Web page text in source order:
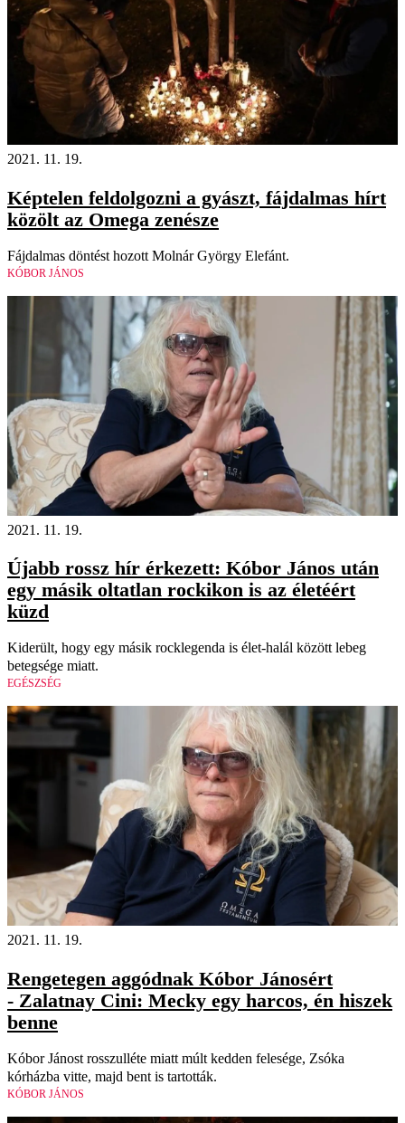
2021. 11. 19.
Képtelen feldolgozni a gyászt, fájdalmas hírt
közölt az Omega zenésze
Fájdalmas döntést hozott Molnár György Elefánt.
KÓBOR JÁNOS
2021. 11. 19.
Újabb rossz hír érkezett: Kóbor János után
egy másik oltatlan rockikon is az életéért
küzd
Kiderült, hogy egy másik rocklegenda is élet-halál között lebeg
betegsége miatt.
EGÉSZSÉG
2021. 11. 19.
Rengetegen aggódnak Kóbor Jánosért
- Zalatnay Cini: Mecky egy harcos, én hiszek
benne
Kóbor Jánost rosszulléte miatt múlt kedden felesége, Zsóka
kórházba vitte, majd bent is tartották.
KÓBOR JÁNOS